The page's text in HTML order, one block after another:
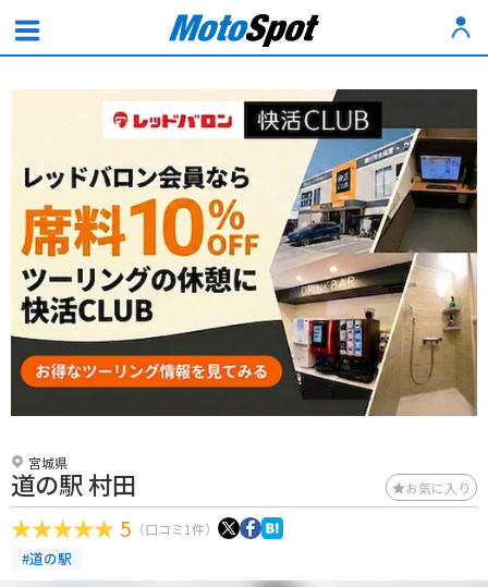
宮城県
道の駅 村田 お気に入り
5 （口コミ1件）
#道の駅